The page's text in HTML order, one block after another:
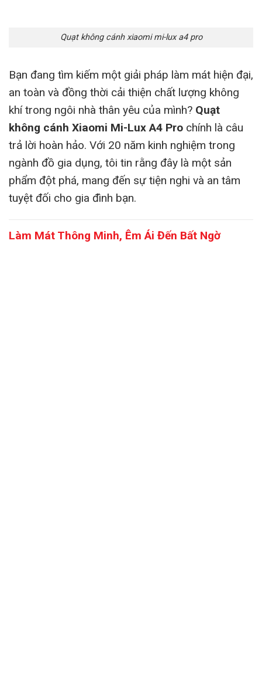
Quạt không cánh xiaomi mi-lux a4 pro
Bạn đang tìm kiếm một giải pháp làm mát hiện đại,
an toàn và đồng thời cải thiện chất lượng không
khí trong ngôi nhà thân yêu của mình? Quạt
không cánh Xiaomi Mi-Lux A4 Pro chính là câu
trả lời hoàn hảo. Với 20 năm kinh nghiệm trong
ngành đồ gia dụng, tôi tin rằng đây là một sản
phẩm đột phá, mang đến sự tiện nghi và an tâm
tuyệt đối cho gia đình bạn.
Làm Mát Thông Minh, Êm Ái Đến Bất Ngờ